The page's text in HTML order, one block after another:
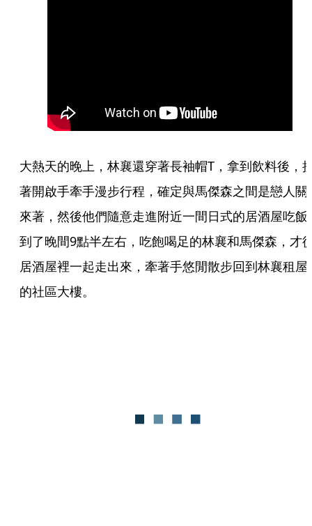
大熱天的晚上，林襄還穿著長袖帽T，拿到飲料後，
著開啟手牽手漫步行程，確定與馬傑森之間是戀人關
來著，然後他們隨意走進附近一間日式的居酒屋吃飯
到了晚間9點半左右，吃飽喝足的林襄和馬傑森，才
居酒屋裡一起走出來，牽著手悠閒散步回到林襄租屋
的社區大樓。